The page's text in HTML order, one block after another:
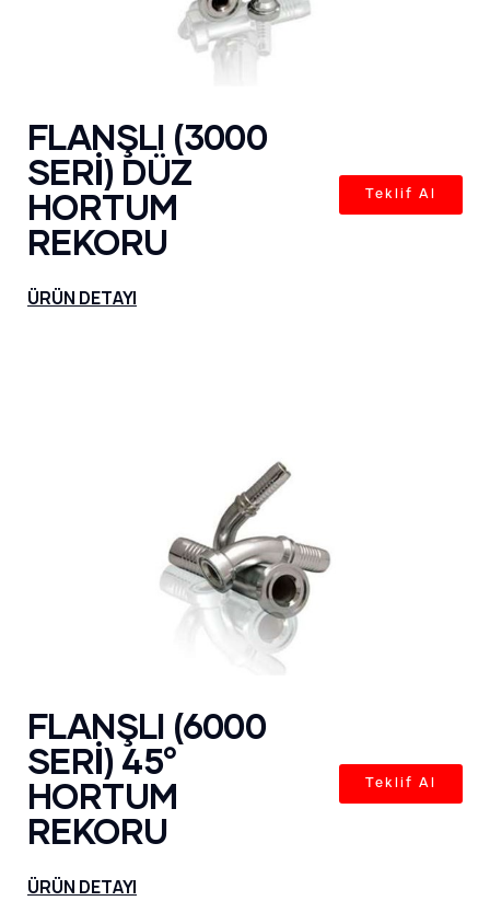
FLANŞLI (3000
SERİ) DÜZ
HORTUM
REKORU
Teklif Al
ÜRÜN DETAYI
FLANŞLI (6000
SERİ) 45°
HORTUM
REKORU
Teklif Al
ÜRÜN DETAYI